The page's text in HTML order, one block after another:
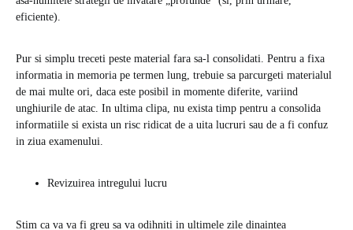
eficiente).
Pur si simplu treceti peste material fara sa-l consolidati. Pentru a fixa
informatia in memoria pe termen lung, trebuie sa parcurgeti materialul
de mai multe ori, daca este posibil in momente diferite, variind
unghiurile de atac. In ultima clipa, nu exista timp pentru a consolida
informatiile si exista un risc ridicat de a uita lucruri sau de a fi confuz
in ziua examenului.
Revizuirea intregului lucru
Stim ca va va fi greu sa va odihniti in ultimele zile dinaintea